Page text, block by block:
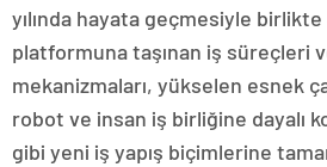
yılında hayata geçmesiyle
platformuna taşınan iş süreçleri
mekanizmaları, yükselen esnek
robot ve insan iş birliğine dayalı
gibi yeni iş yapış biçimlerine